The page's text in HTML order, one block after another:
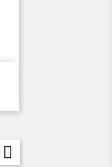
